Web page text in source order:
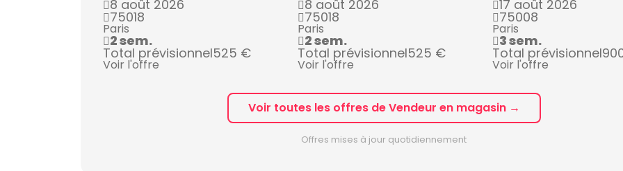
8 août 2026
75018
Paris
2 sem.
Total prévisionnel525 €
Voir l'offre
8 août 2026
75018
Paris
2 sem.
Total prévisionnel525 €
Voir l'offre
17 août 2026
75008
Paris
3 sem.
Total prévisionnel
Voir l'offre
Voir toutes les offres de Vendeur en magasin →
Offres mises à jour quotidiennement